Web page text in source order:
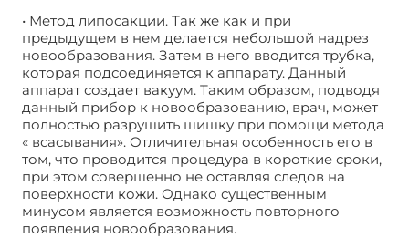
• Метод липосакции. Так же как и при
предыдущем в нем делается небольшой надрез
новообразования. Затем в него вводится трубка,
которая подсоединяется к аппарату. Данный
аппарат создает вакуум. Таким образом, подводя
данный прибор к новообразованию, врач, может
полностью разрушить шишку при помощи метода
« всасывания». Отличительная особенность его в
том, что проводится процедура в короткие сроки,
при этом совершенно не оставляя следов на
поверхности кожи. Однако существенным
минусом является возможность повторного
появления новообразования.